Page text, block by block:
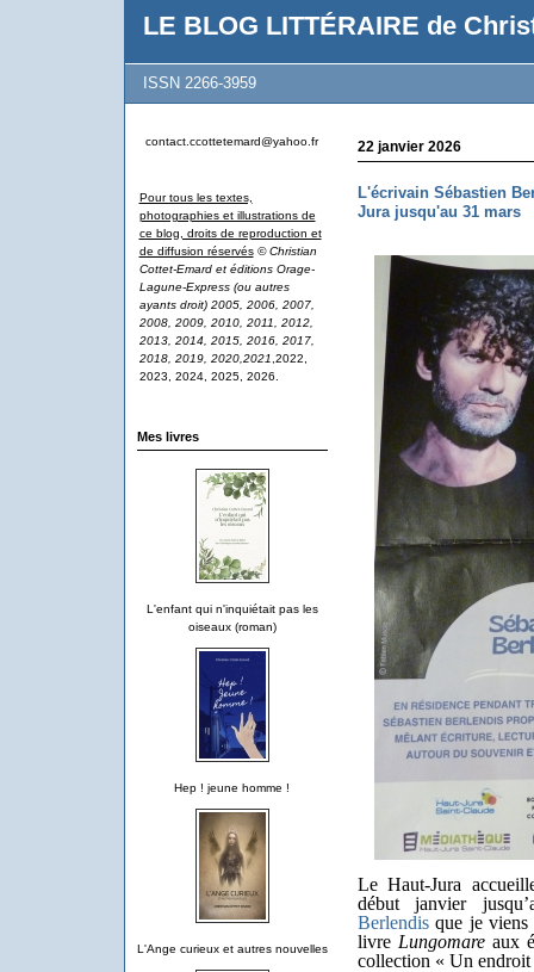
LE BLOG LITTÉRAIRE de
ISSN 2266-3959
contact.ccottetemard@yahoo.fr
Pour tous les textes,
photographies et illustrations de
ce blog, droits de reproduction et
de diffusion réservés © Christian
Cottet-Emard et éditions Orage-
Lagune-Express (ou autres
ayants droit) 2005, 2006, 2007,
2008, 2009, 2010, 2011, 2012,
2013, 2014, 2015, 2016, 2017,
2018, 2019, 2020,2021 ,2022,
2023, 2024, 2025, 2026.
Mes livres
L'enfant qui n'inquiétait pas les
oiseaux (roman)
Hep ! jeune homme !
L'Ange curieux et autres nouvelles
22 janvier 2026
L'écrivain Sébastien
Jura jusqu'au 31 mars
Le Haut-Jura
début janvier
Berlendisque je viens
livre Lungomareaux
collection « Un endroit